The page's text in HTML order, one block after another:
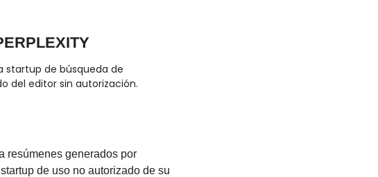
startup de búsqueda de
del editor sin autorización.
resúmenes generados por
de uso no autorizado de su